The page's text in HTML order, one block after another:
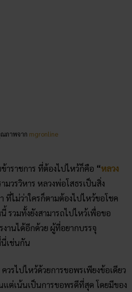
รวมทั้งยังสามารถไปไหว้เพื่อขอ
นี่เช่นกัน
ควรไปไหว้ด้วยการขอพรเพียงข้อเดียว
ต่เน้นเป็นการขอพรดีที่สุด โดยมีของ